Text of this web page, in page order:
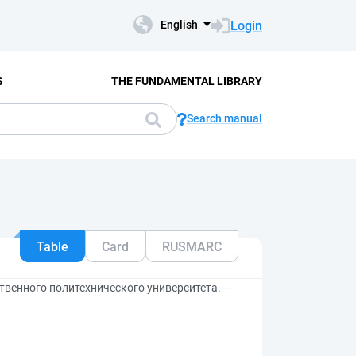
English Login
THE FUNDAMENTAL LIBRARY
Search manual
Table Card RUSMARC
политехнического университета. —